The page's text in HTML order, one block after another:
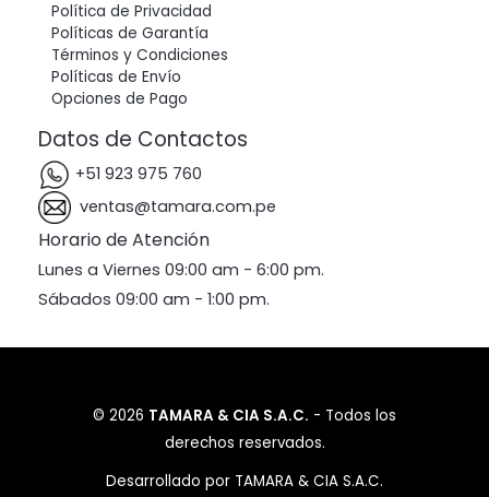
Política de Privacidad
Políticas de Garantía
Términos y Condiciones
Políticas de Envío
Opciones de Pago
Datos de Contactos
+51 923 975 760
ventas@tamara.com.pe
Horario de Atención
Lunes a Viernes 09:00 am - 6:00 pm.
Sábados 09:00 am - 1:00 pm.
© 2026 TAMARA & CIA S.A.C. - Todos los
derechos reservados.
Desarrollado por TAMARA & CIA S.A.C.